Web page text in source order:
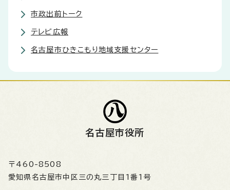
市政出前トーク
テレビ広報
名古屋市ひきこもり地域支援センター
名古屋市役所
〒460-8508
愛知県名古屋市中区三の丸三丁目1番1号